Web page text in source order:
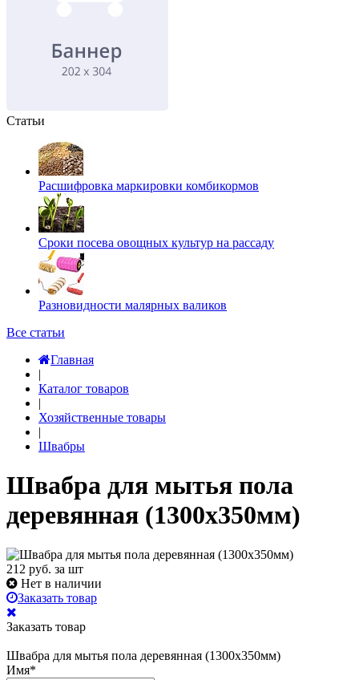
Статьи
Расшифровка маркировки комбикормов
Сроки посева овощных культур на рассаду
Разновидности малярных валиков
Все статьи
Главная
|
Каталог товаров
|
Хозяйственные товары
|
Швабры
Швабра для мытья пола
деревянная (1300х350мм)
212 руб. за шт
Нет в наличии
Заказать товар
Заказать товар
Швабра для мытья пола деревянная (1300х350мм)
Имя*